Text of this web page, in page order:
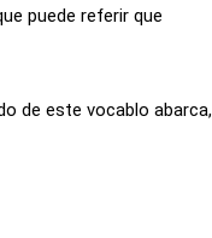
puede referir que
de este vocablo abarca,